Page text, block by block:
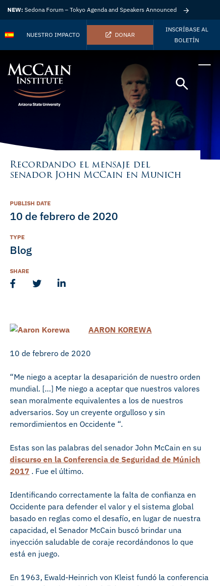
NEW: Sedona Forum – Tokyo Agenda and Speakers Announced
NUESTRO IMPACTO DONAR
INSCRÍBASE AL
BOLETÍN
Recordando el mensaje del
senador John McCain en Munich
AARON KOREWA
10 de febrero de 2020
“Me niego a aceptar la desaparición de nuestro orden
mundial. […] Me niego a aceptar que nuestros valores
sean moralmente equivalentes a los de nuestros
adversarios. Soy un creyente orgulloso y sin
remordimientos en Occidente “.
Estas son las palabras del senador John McCain en su
discurso en la Conferencia de Seguridad de Múnich
2017 . Fue el último.
Identificando correctamente la falta de confianza en
Occidente para defender el valor y el sistema global
basado en reglas como el desafío, en lugar de nuestra
capacidad, el Senador McCain buscó brindar una
inyección saludable de coraje recordándonos lo que
está en juego.
En 1963, Ewald-Heinrich von Kleist fundó la conferencia
PUBLISH DATE
10 de febrero de 2020
TYPE
Blog
SHARE